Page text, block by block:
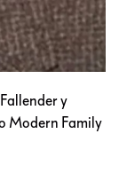
y
Modern Family